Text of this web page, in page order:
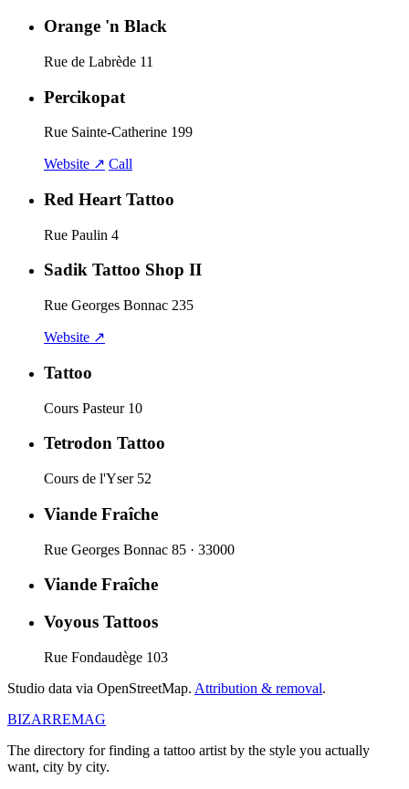
Orange 'n Black
Rue de Labrède 11
Percikopat
Rue Sainte-Catherine 199
Website ↗ Call
Red Heart Tattoo
Rue Paulin 4
Sadik Tattoo Shop II
Rue Georges Bonnac 235
Website ↗
Tattoo
Cours Pasteur 10
Tetrodon Tattoo
Cours de l'Yser 52
Viande Fraîche
Rue Georges Bonnac 85 · 33000
Viande Fraîche
Voyous Tattoos
Rue Fondaudège 103
Studio data via OpenStreetMap. Attribution & removal.
BIZARREMAG
The directory for finding a tattoo artist by the style you actually
want, city by city.